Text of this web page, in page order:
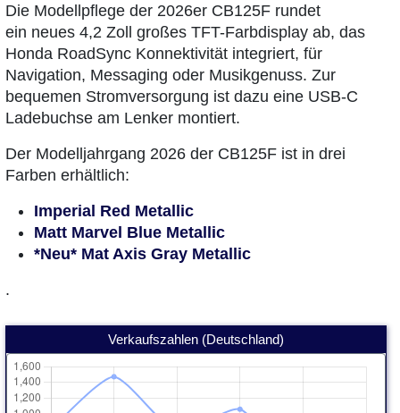
Die Modellpflege der 2026er CB125F rundet
ein neues 4,2 Zoll großes TFT-Farbdisplay ab, das
Honda RoadSync Konnektivität integriert, für
Navigation, Messaging oder Musikgenuss. Zur
bequemen Stromversorgung ist dazu eine USB-C
Ladebuchse am Lenker montiert.
Der Modelljahrgang 2026 der CB125F ist in drei
Farben erhältlich:
Imperial Red Metallic
Matt Marvel Blue Metallic
*Neu* Mat Axis Gray Metallic
.
Verkaufszahlen (Deutschland)